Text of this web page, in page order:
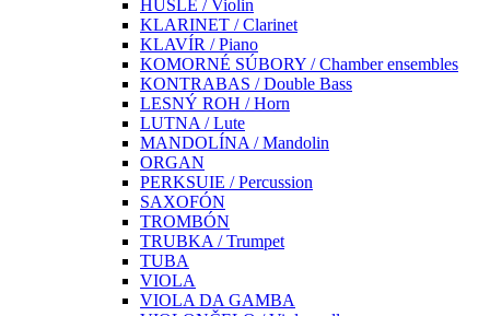
HUSLE / Violin
KLARINET / Clarinet
KLAVÍR / Piano
KOMORNÉ SÚBORY / Chamber ensembles
KONTRABAS / Double Bass
LESNÝ ROH / Horn
LUTNA / Lute
MANDOLÍNA / Mandolin
ORGAN
PERKSUIE / Percussion
SAXOFÓN
TROMBÓN
TRUBKA / Trumpet
TUBA
VIOLA
VIOLA DA GAMBA